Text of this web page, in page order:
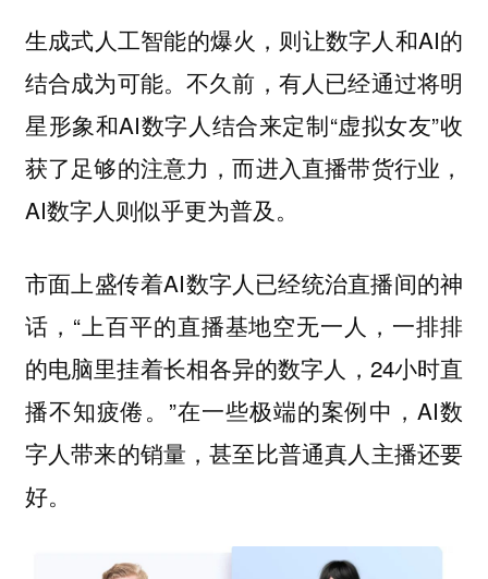
生成式人工智能的爆火，则让数字人和AI的
结合成为可能。不久前，有人已经通过将明
星形象和AI数字人结合来定制“虚拟女友”收
获了足够的注意力，而进入直播带货行业，
AI数字人则似乎更为普及。
市面上盛传着AI数字人已经统治直播间的神
话，“上百平的直播基地空无一人，一排排
的电脑里挂着长相各异的数字人，24小时直
播不知疲倦。”在一些极端的案例中，AI数
字人带来的销量，甚至比普通真人主播还要
好。